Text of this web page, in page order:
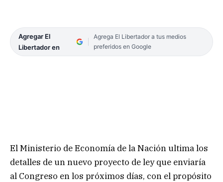
Agregar El
Libertador en
Agrega El Libertador a tus medios
preferidos en Google
El Ministerio de Economía de la Nación ultima los
detalles de un nuevo proyecto de ley que enviaría
al Congreso en los próximos días, con el propósito